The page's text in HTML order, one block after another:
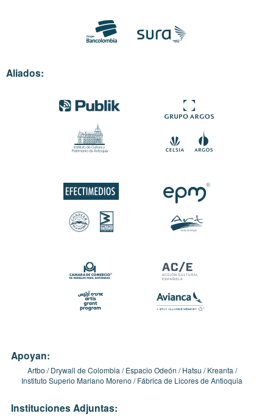
Aliados:
Apoyan:
Artbo Drywall de Colombia Espacio Odeón Hatsu
Kreanta
Instituto Superio Mariano Moreno
Fábrica de Licores de Antioquia
Instituciones Adjuntas: